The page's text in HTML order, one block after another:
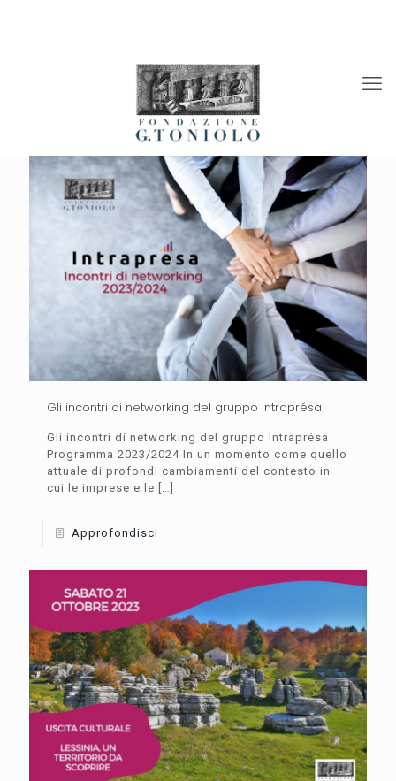
Gli incontri di networking del gruppo Intraprésa
Gli incontri di networking del gruppo Intraprésa
Programma 2023/2024 In un momento come quello
attuale di profondi cambiamenti del contesto in
cui le imprese e le […]
Approfondisci